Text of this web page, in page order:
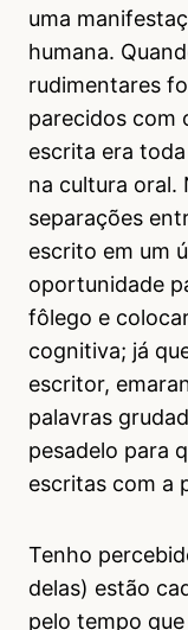
uma
humana.
rudimentares
parecidos com
escrita era
na cultura oral.
separações
escrito em um
oportunidade
fôlego e
cognitiva; já
escritor,
palavras
pesadelo para
escritas com a
Tenho
delas) estão
pelo tempo